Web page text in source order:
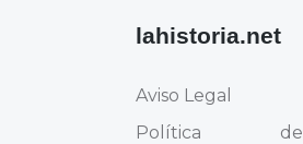
lahistoria.net
Aviso Legal
Política de